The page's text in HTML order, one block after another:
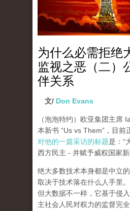
为什么必需拒
监视之恶（二）
伴关系
文/ Don Evans
（泡泡特约） 欧亚集团主席
本新书 “Us vs Them”，目前
对他的一篇采访的标题是：“
西方民主 - 并赋予威权国家新
绝大多数技术本身都是中立
取决于技术落在什么人手里。
但大数据不一样，它基于侵
主社会人民对权力的监督完